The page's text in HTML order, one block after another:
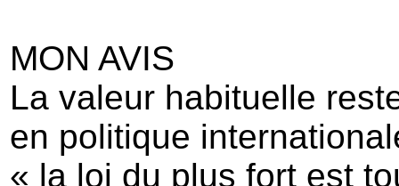
MON AVIS
La valeur habituelle
en politique
« la loi du plus fort est